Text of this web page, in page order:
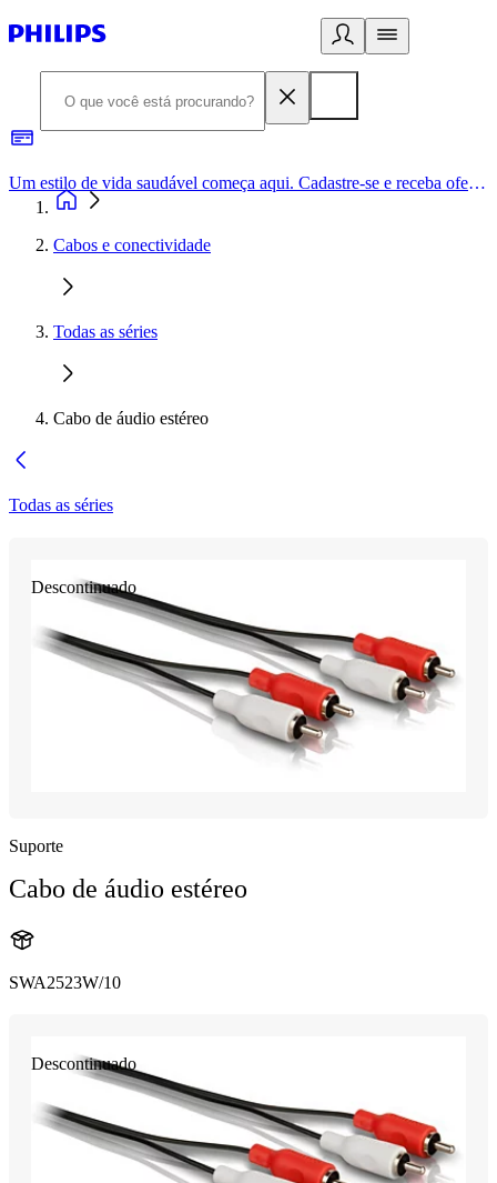
Um estilo de vida saudável começa aqui. Cadastre-se e receba ofertas exclusivas.
Cabos e conectividade
Todas as séries
Cabo de áudio estéreo
Todas as séries
Descontinuado
Suporte
Cabo de áudio estéreo
SWA2523W/10
Descontinuado